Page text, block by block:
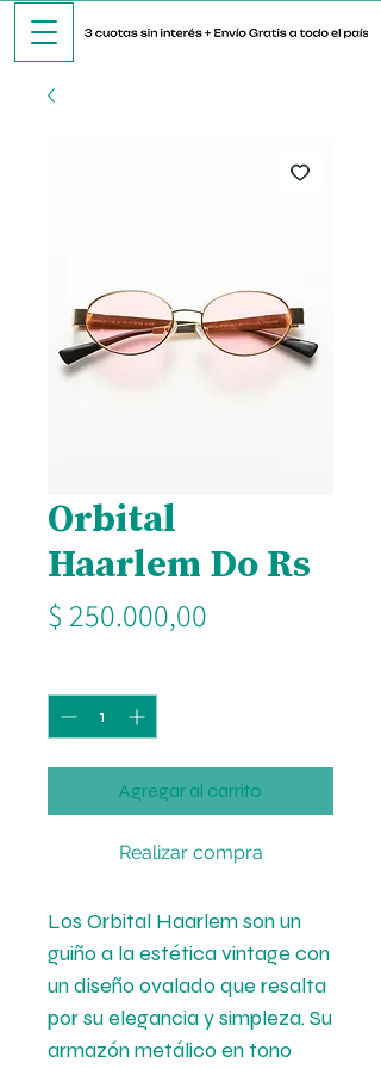
Orbital
Haarlem Do Rs
$ 250.000,00
Agregar al carrito
Realizar compra
Los Orbital Haarlem son un
guiño a la estética vintage con
un diseño ovalado que resalta
por su elegancia y simpleza. Su
armazón metálico en tono